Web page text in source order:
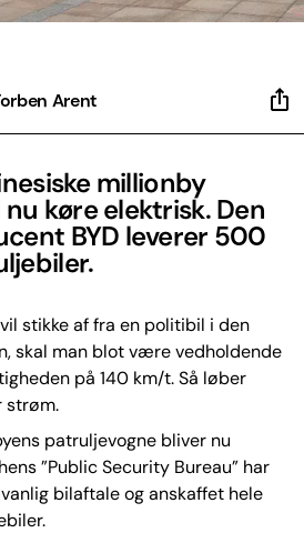
Arent
millionby
køre elektrisk. Den
BYD leverer 500
stikke af fra en politibil i den
skal man blot være vedholdende
på 140 km/t. Så løber
strøm.
patruljevogne bliver nu
”Public Security Bureau” har
bilaftale og anskaffet hele